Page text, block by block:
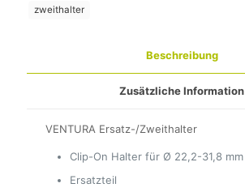
zweithalter
Beschreibung
Zusätzliche Information
VENTURA Ersatz-/Zweithalter
Clip-On Halter für Ø 22,2-31,8 mm
Ersatzteil